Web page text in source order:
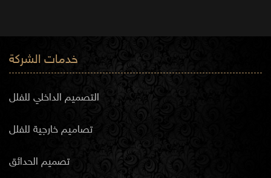
خدمات الشركة
التصميم الداخلي للفلل
تصاميم خارجية للفلل
تصميم الحدائق